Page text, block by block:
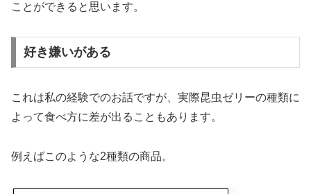
ことができると思います。
好き嫌いがある
これは私の経験でのお話ですが、実際昆虫ゼリーの種類に
よって食べ方に差が出ることもあります。
例えばこのような2種類の商品。